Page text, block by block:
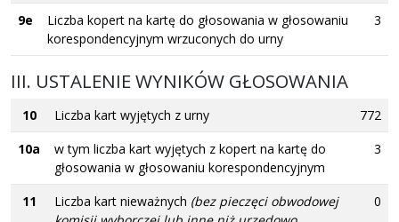
9e
Liczba kopert na kartę do głosowania w głosowaniu
korespondencyjnym wrzuconych do urny
3
III. USTALENIE WYNIKÓW GŁOSOWANIA
10 Liczba kart wyjętych z urny
772
10a
w tym liczba kart wyjętych z kopert na kartę do
głosowania w głosowaniu korespondencyjnym
3
11 Liczba kart nieważnych (bez pieczęci obwodowej
0